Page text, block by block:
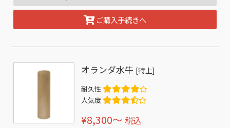
ご購入手続きへ
オランダ水牛 [特上]
耐久性
人気度
¥8,300〜 税込